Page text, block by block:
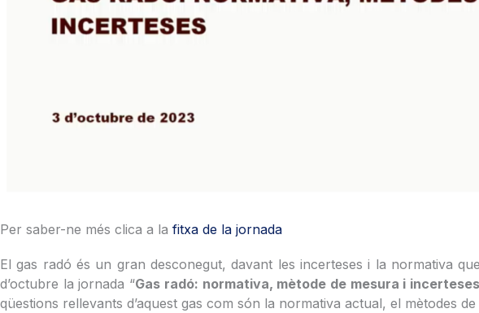
Per saber-ne més clica a la fitxa de la jornada
El gas radó és un gran desconegut, davant les incerteses i la normativa
d’octubre la jornada “Gas radó: normativa, mètode de mesura i incerteses
qüestions rellevants d’aquest gas com són la normativa actual, el mètodes